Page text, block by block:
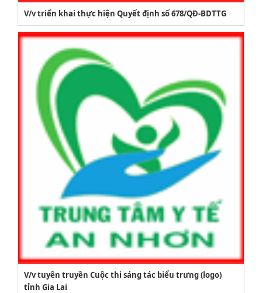
V/v triển khai thực hiện Quyết định số 678/QĐ-BDTTG
V/v tuyên truyền Cuộc thi sáng tác biểu trưng (logo)
tỉnh Gia Lai